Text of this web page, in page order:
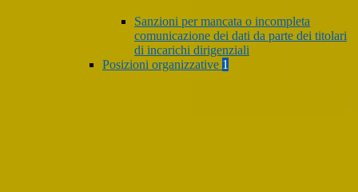
Sanzioni per mancata o incompleta
comunicazione dei dati da parte dei titolari
di incarichi dirigenziali
Posizioni organizzative 1